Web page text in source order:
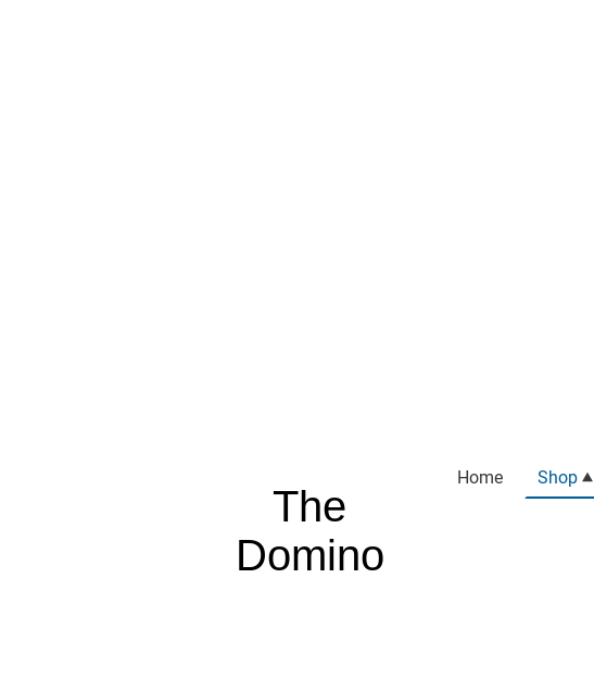
The
Domino
Home Shop